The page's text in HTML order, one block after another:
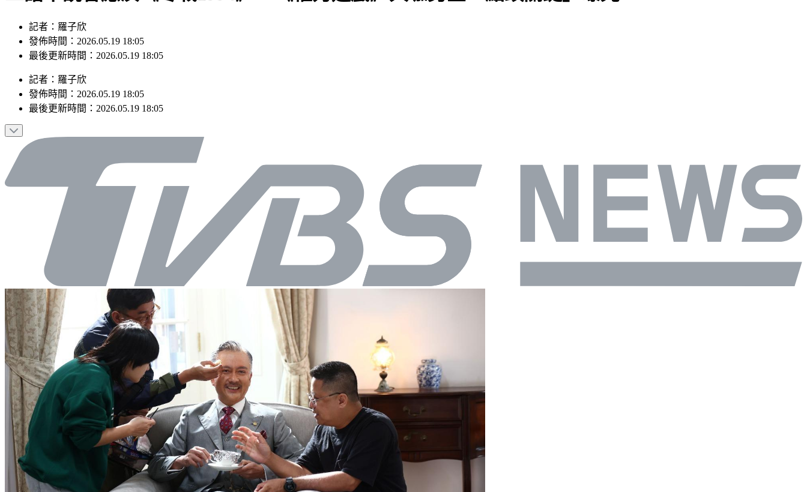
記者：羅子欣
發佈時間：2026.05.19 18:05
最後更新時間：2026.05.19 18:05
記者 ： 羅子欣
發佈時間： 2026.05.19 18:05
最後更新時間： 2026.05.19 18:05